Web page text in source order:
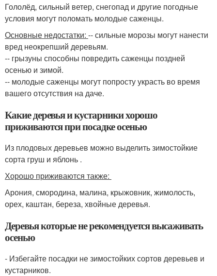
Гололёд, сильный ветер, снегопад и другие погодные
условия могут поломать молодые саженцы.
Основные недостатки: -- сильные морозы могут нанести
вред неокрепший деревьям.
-- грызуны способны повредить саженцы поздней
осенью и зимой.
-- молодые саженцы могут попросту украсть во время
вашего отсутствия на даче.
Какие деревья и кустарники хорошо
приживаются при посадке осенью
Из плодовых деревьев можно выделить зимостойкие
сорта груш и яблонь .
Хорошо приживаются также:
Арония, смородина, малина, крыжовник, жимолость,
орех, каштан, береза, хвойные деревья.
Деревья которые не рекомендуется высаживать
осенью
- Избегайте посадки не зимостойких сортов деревьев и
кустарников.